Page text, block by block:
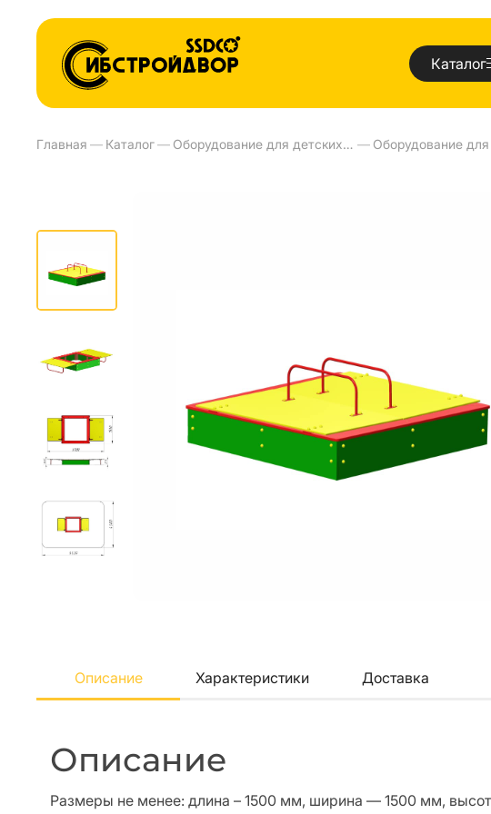
Каталог
Главная — Каталог— Оборудование для детских площадок и детских садов —
Описание Характеристики Доставка
Описание
Размеры не менее: длина – 1500 мм, ширина — 1500 мм,